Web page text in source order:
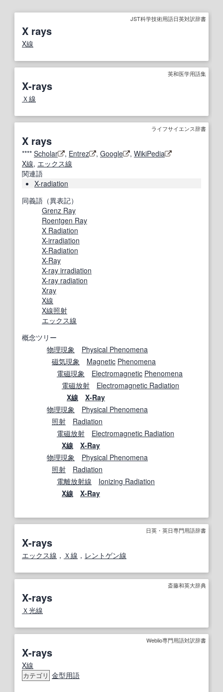
JST科学技術用語日英対訳辞書
X rays
X線
英和医学用語集
X-rays
Ｘ線
ライフサイエンス辞書
X rays
**** Scholar , Entrez , Google , WikiPedia
X線, エックス線
関連語
X-radiation
同義語（異表記）
Grenz Ray
Roentgen Ray
X Radiation
X-irradiation
X-Radiation
X-Ray
X-ray irradiation
X-ray radiation
Xray
X線
X線照射
エックス線
概念ツリー
物理現象
Physical Phenomena
磁気現象 Magnetic Phenomena
電磁現象
Electromagnetic Phenomena
電磁放射
Electromagnetic Radiation
X線
X-Ray
物理現象
Physical Phenomena
照射
Radiation
電磁放射
Electromagnetic Radiation
X線
X-Ray
物理現象
Physical Phenomena
照射
Radiation
電離放射線
Ionizing Radiation
X線
X-Ray
日英・英日専門用語辞書
X-rays
エックス線 ， Ｘ線 ， レントゲン線
斎藤和英大辞典
X-rays
Ｘ光線
Weblio専門用語対訳辞書
X-rays
X線
カテゴリ 金型用語